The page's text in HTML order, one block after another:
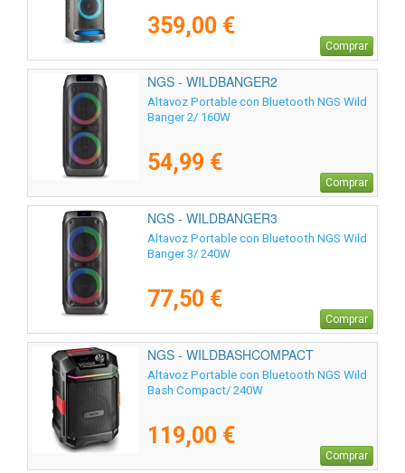
359,00 €
Comprar
NGS - WILDBANGER2
Altavoz Portable con Bluetooth NGS Wild
Banger 2/ 160W
54,99 €
Comprar
NGS - WILDBANGER3
Altavoz Portable con Bluetooth NGS Wild
Banger 3/ 240W
77,50 €
Comprar
NGS - WILDBASHCOMPACT
Altavoz Portable con Bluetooth NGS Wild
Bash Compact/ 240W
119,00 €
Comprar